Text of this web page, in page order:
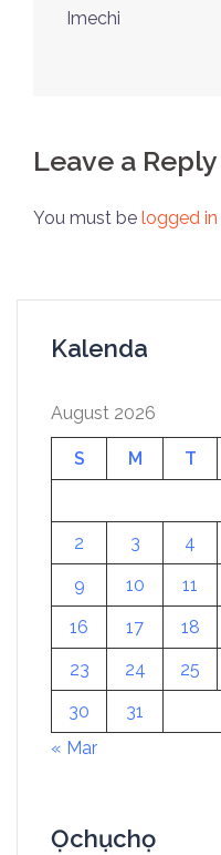
Imechi
Leave a Reply
You must be logged in
Kalenda
August 2026
S M T
2
3 4
9
10 11
16
17 18
23
24 25
30
31
« Mar
Ọchụchọ